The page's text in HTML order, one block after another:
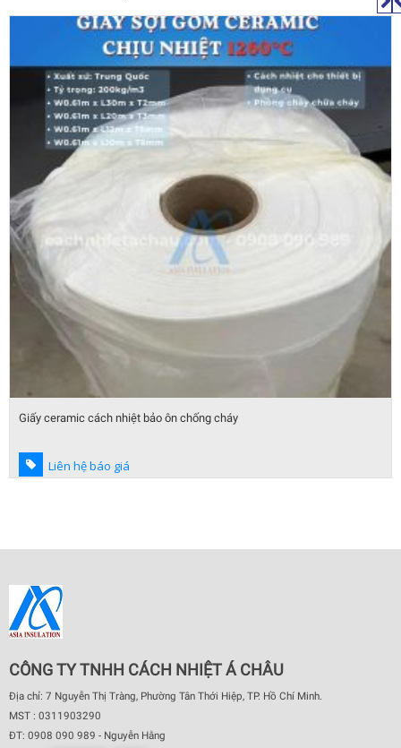
Giấy ceramic cách nhiệt bảo ôn chống cháy
Liên hệ báo giá
CÔNG TY TNHH CÁCH NHIỆT Á CHÂU
Địa chỉ: 7 Nguyễn Thị Tràng, Phường Tân Thới Hiệp, TP. Hồ Chí Minh.
MST : 0311903290
ĐT: 0908 090 989 - Nguyễn Hằng